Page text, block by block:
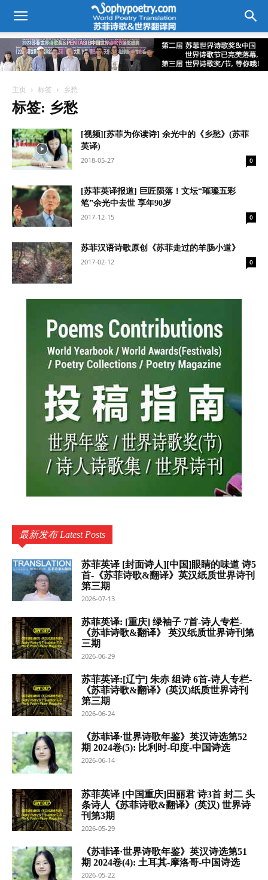
主页 标签 乡愁
标签: 乡愁
[视频][苏菲为你读诗] 余光中的《乡愁》(苏菲
英译)
2018-05-27
0
[苏菲英译报道] 巨匠陨落！文坛“璀璨五彩
笔”余光中去世 享年90岁
2017-12-15
0
苏菲汉语诗歌原创《苏菲走过的羊肠小道》
2017-02-12
0
最新发布 Latest Posts
苏菲英译 [封面诗人][中国]眼睛的味道 诗5
首-《苏菲诗歌&翻译》英汉纸质世界诗刊
第三期
2026-07-13
苏菲英译: [重庆] 绿袖子 7首-诗人专栏-
《苏菲诗歌&翻译》 英汉纸质世界诗刊第
三期
2026-06-29
苏菲英译:[辽宁] 朱赤 组诗 6首-诗人专栏-
《苏菲诗歌&翻译》(英汉)纸质世界诗刊
第三期
2026-06-24
《苏菲译·世界诗歌年鉴》英汉诗选第52
期 2024卷(5): 比利时-印度-中国诗选
2026-06-14
苏菲英译 [中国重庆]田丽君 诗3首 封二 头
条诗人《苏菲诗歌&翻译》(英汉) 世界诗
刊第3期
2026-05-29
《苏菲译·世界诗歌年鉴》英汉诗选第51
期 2024卷(4): 土耳其-摩洛哥-中国诗选
2026-05-22